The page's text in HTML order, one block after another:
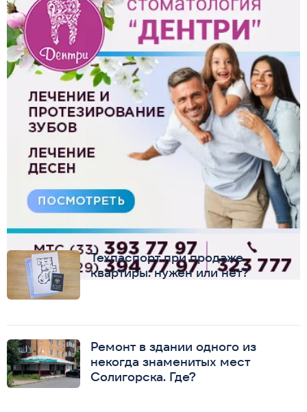
Техпаспорт при продаже
квартиры: нужен или нет?
Ремонт в здании одного из
некогда знаменитых мест
Солигорска. Где?